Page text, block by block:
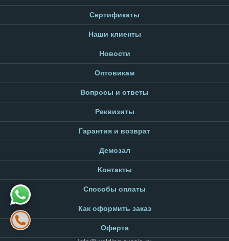
Сертификаты
Наши клиенты
Новости
Оптовикам
Вопросы и ответы
Реквизиты
Гарантия и возврат
Демозал
Контакты
Способы оплаты
Как оформить заказ
Оферта